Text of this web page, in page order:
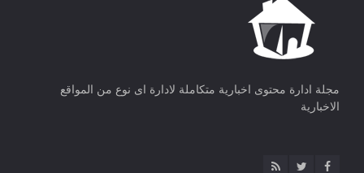
مجلة ادارة محتوى اخبارية متكاملة لادارة اى نوع من المواقع
الاخبارية